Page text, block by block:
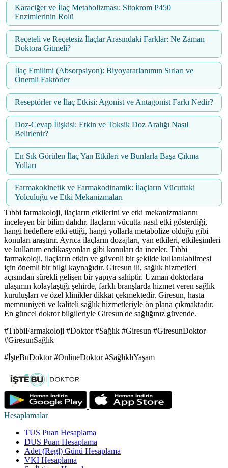
Karaciğer ve İlaç Metabolizması: Sitokrom P450
Enzimlerinin Rolü
Reçeteli ve Reçetesiz İlaçlar Arasındaki Farklar: Ne Zaman
Doktora Gitmeli?
İlaç Emilimi (Absorpsiyon): Biyoyararlanımın Sırları ve
Önemli Faktörler
Reseptörler ve İlaç Etkisi: Agonist ve Antagonist Farkı Nedir?
Doz-Cevap İlişkisi: Etkin ve Toksik Doz Aralığı Nasıl
Belirlenir?
En Sık Görülen İlaç Yan Etkileri ve Bunlarla Başa Çıkma
Yolları
Farmakokinetik ve Farmakodinamik: İlaçların Vücuttaki
Yolculuğu ve Etki Mekanizmaları
Tıbbi farmakoloji, ilaçların etkilerini ve etki mekanizmalarını
inceleyen bir bilim dalıdır. İlaçların vücutta nasıl etki gösterdiği,
hangi hedeflere etki ettiği, hangi yollarla metabolize olduğu gibi
konuları araştırır. Ayrıca ilaçların dozajları, yan etkileri, etkileşimleri
ve kullanım endikasyonları gibi konuları da inceler. Tıbbi
farmakoloji, ilaçların etkin ve güvenli bir şekilde kullanılabilmesi
için önemli bir bilgi kaynağıdır. Giresun ili, sağlık hizmetleri
açısından sürekli gelişen bir yapıya sahiptir. Uzman doktorlara
ulaşımın kolaylaştığı şehirde, farklı branşlarda hizmet veren sağlık
kuruluşları ve özel klinikler dikkat çekmektedir. Giresun, hasta
memnuniyeti ve kaliteli sağlık hizmetleriyle ön plana çıkmaktadır.
En güncel doktor bilgileriyle Giresun'de sağlığınız güvende.
#TıbbiFarmakoloji #Doktor #Sağlık #Giresun #GiresunDoktor
#GiresunSağlık
#İşteBuDoktor #OnlineDoktor #SağlıklıYaşam
Hesaplamalar
TUS Puan Hesaplama
DUS Puan Hesaplama
Adet (Regl) Günü Hesaplama
VKI Hesaplama